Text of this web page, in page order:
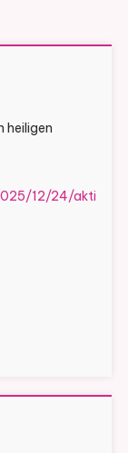
heiligen
12/24/akti